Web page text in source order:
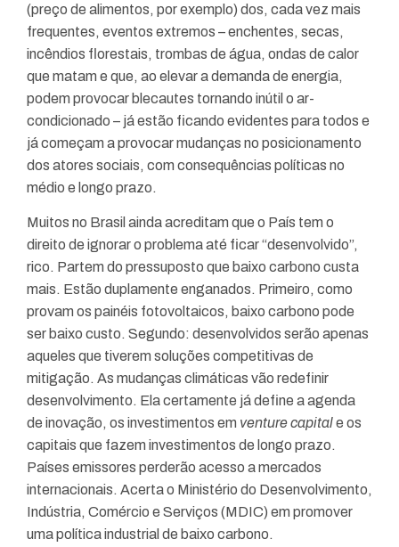
(preço de alimentos, por exemplo) dos, cada vez mais
frequentes, eventos extremos – enchentes, secas,
incêndios florestais, trombas de água, ondas de calor
que matam e que, ao elevar a demanda de energia,
podem provocar blecautes tornando inútil o ar-
condicionado – já estão ficando evidentes para todos e
já começam a provocar mudanças no posicionamento
dos atores sociais, com consequências políticas no
médio e longo prazo.
Muitos no Brasil ainda acreditam que o País tem o
direito de ignorar o problema até ficar “desenvolvido”,
rico. Partem do pressuposto que baixo carbono custa
mais. Estão duplamente enganados. Primeiro, como
provam os painéis fotovoltaicos, baixo carbono pode
ser baixo custo. Segundo: desenvolvidos serão apenas
aqueles que tiverem soluções competitivas de
mitigação. As mudanças climáticas vão redefinir
desenvolvimento. Ela certamente já define a agenda
de inovação, os investimentos em venture capitale os
capitais que fazem investimentos de longo prazo.
Países emissores perderão acesso a mercados
internacionais. Acerta o Ministério do Desenvolvimento,
Indústria, Comércio e Serviços (MDIC) em promover
uma política industrial de baixo carbono.